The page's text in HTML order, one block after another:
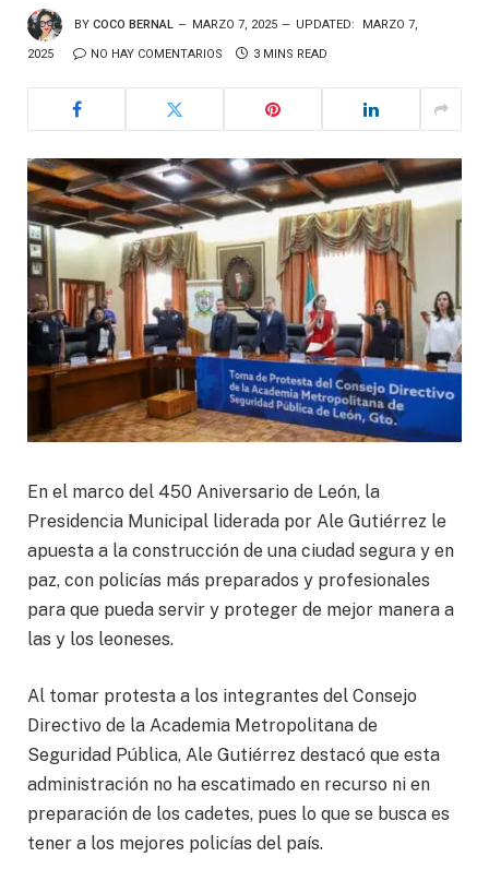
BY COCO BERNAL MARZO 7, 2025 UPDATED: MARZO 7,
2025 NO HAY COMENTARIOS 3 MINS READ
En el marco del 450 Aniversario de León, la
Presidencia Municipal liderada por Ale Gutiérrez le
apuesta a la construcción de una ciudad segura y en
paz, con policías más preparados y profesionales
para que pueda servir y proteger de mejor manera a
las y los leoneses.
Al tomar protesta a los integrantes del Consejo
Directivo de la Academia Metropolitana de
Seguridad Pública, Ale Gutiérrez destacó que esta
administración no ha escatimado en recurso ni en
preparación de los cadetes, pues lo que se busca es
tener a los mejores policías del país.